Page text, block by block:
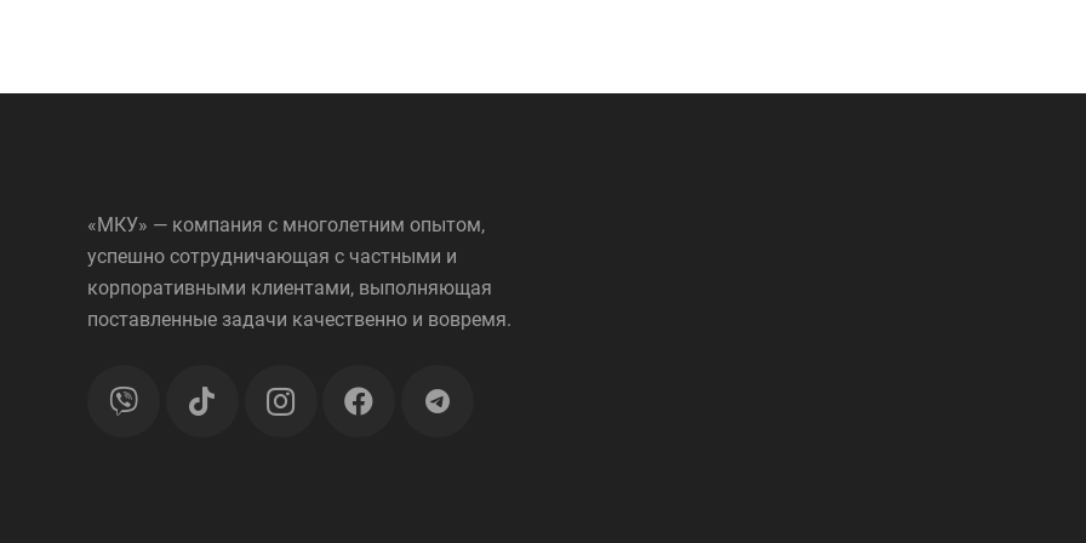
«МКУ» — компания с многолетним опытом,
успешно сотрудничающая с частными и
корпоративными клиентами, выполняющая
поставленные задачи качественно и вовремя.
telegram